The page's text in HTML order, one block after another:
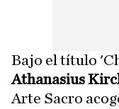
Bajo el título
Athanasius
Arte Sacro